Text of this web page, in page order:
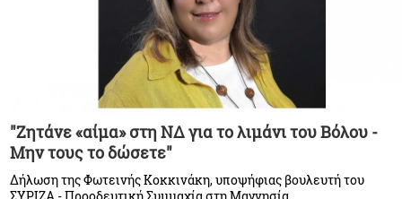
"Ζητάνε «αίμα» στη ΝΔ για το λιμάνι του Βόλου -
Μην τους το δώσετε"
Δήλωση της Φωτεινής Κοκκινάκη, υποψήφιας βουλευτή του